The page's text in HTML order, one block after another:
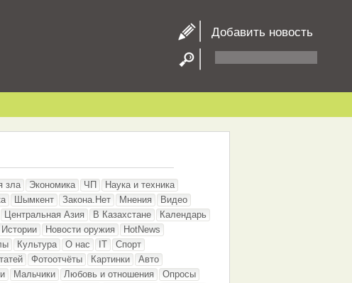
Добавить новость
зла Экономика ЧП
Наука и техника
Шымкент Закона.Нет Мнения
Видео
Центральная Азия В Казахстане
Календарь
Новости оружия
HotNews
Культура О нас IT
Спорт
Фотоотчёты Картинки
Авто
Мальчики Любовь и отношения
Опросы